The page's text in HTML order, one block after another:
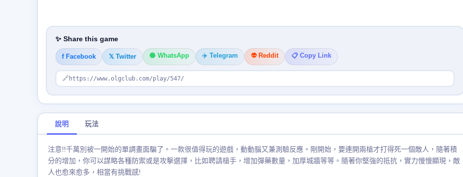
✨ Share this game
f Facebook 𝕏 Twitter 🟢 WhatsApp ✈️ Telegram 👽 Reddit 📋 Copy Link
🔗 https://www.olgclub.com/play/547/
說明 玩法
注意!!千萬別被一開始的單調畫面騙了。一款很值得玩的遊戲，動動腦又兼測驗反應。剛開始，要連開兩槍才打得死一個敵人，隨著積
分的增加，你可以謀略各種防禦或是攻擊選擇，比如聘請槍手，增加彈藥數量，加厚城牆等等。隨著你堅強的抵抗，實力慢慢顯現，敵
人也愈來愈多，相當有挑戰感!